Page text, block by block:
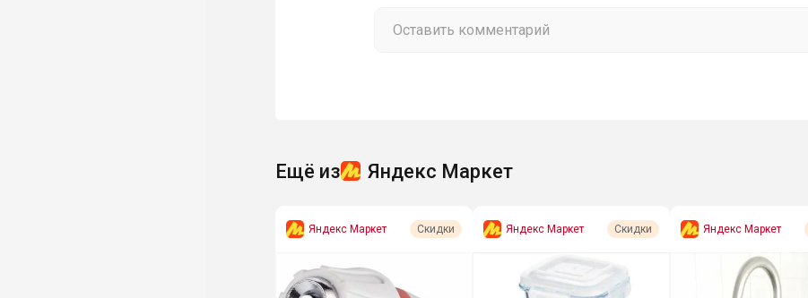
Ещё из Яндекс Маркет
Яндекс Маркет Скидки Яндекс Маркет Скидки Яндекс Маркет